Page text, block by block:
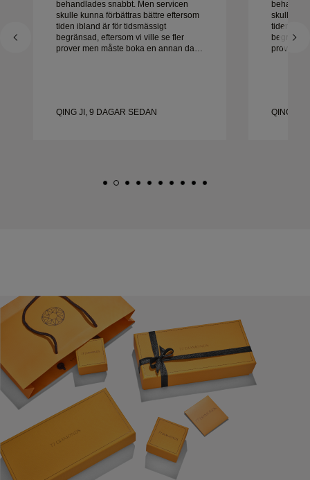
behandlades snabbt. Men servicen
skulle kunna förbättras bättre eftersom
tiden ibland är för tidsmässigt
begränsad, eftersom vi ville se fler
prover men måste boka en annan dag.
QING JI, 9 DAGAR SEDAN
skulle
tiden
prover
QING JI,